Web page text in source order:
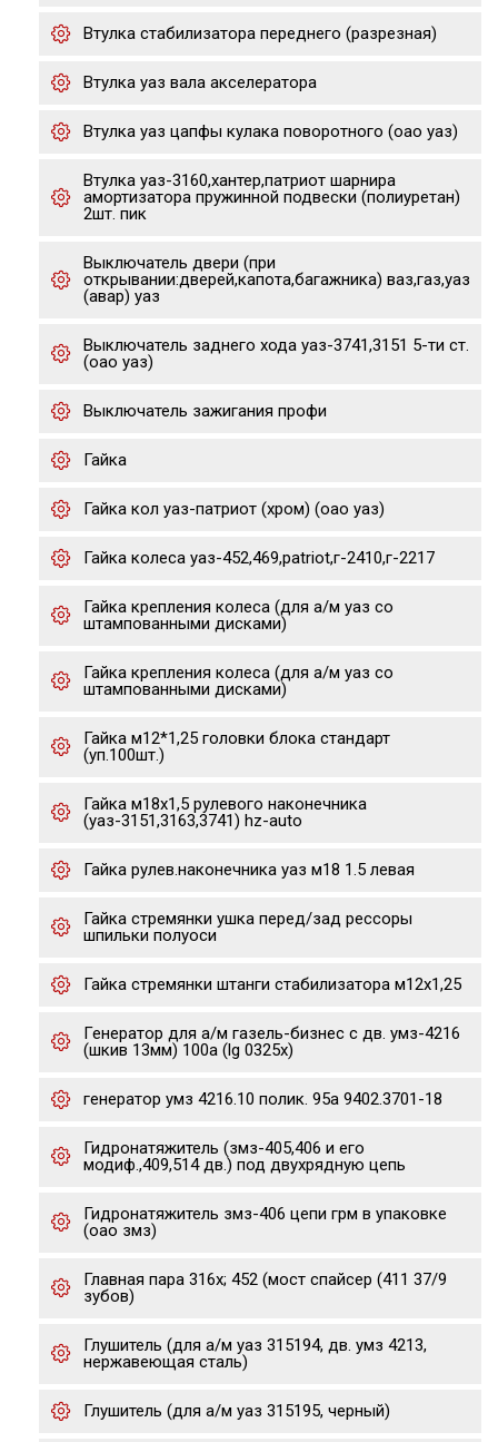
Втулка стабилизатора переднего (разрезная)
Втулка уаз вала акселератора
Втулка уаз цапфы кулака поворотного (оао уаз)
Втулка уаз-3160,хантер,патриот шарнира
амортизатора пружинной подвески (полиуретан)
2шт. пик
Выключатель двери (при
открывании:дверей,капота,багажника) ваз,газ,уаз
(авар) уаз
Выключатель заднего хода уаз-3741,3151 5-ти ст.
(оао уаз)
Выключатель зажигания профи
Гайка
Гайка кол уаз-патриот (хром) (оао уаз)
Гайка колеса уаз-452,469,patriot,г-2410,г-2217
Гайка крепления колеса (для а/м уаз со
штампованными дисками)
Гайка крепления колеса (для а/м уаз со
штампованными дисками)
Гайка м12*1,25 головки блока стандарт
(уп.100шт.)
Гайка м18х1,5 рулевого наконечника
(уаз-3151,3163,3741) hz-auto
Гайка рулев.наконечника уаз м18 1.5 левая
Гайка стремянки ушка перед/зад рессоры
шпильки полуоси
Гайка стремянки штанги стабилизатора м12х1,25
Генератор для а/м газель-бизнес с дв. умз-4216
(шкив 13мм) 100a (lg 0325x)
генератор умз 4216.10 полик. 95а 9402.3701-18
Гидронатяжитель (змз-405,406 и его
модиф.,409,514 дв.) под двухрядную цепь
Гидронатяжитель змз-406 цепи грм в упаковке
(оао змз)
Главная пара 316х; 452 (мост спайсер (411 37/9
зубов)
Глушитель (для а/м уаз 315194, дв. умз 4213,
нержавеющая сталь)
Глушитель (для а/м уаз 315195, черный)